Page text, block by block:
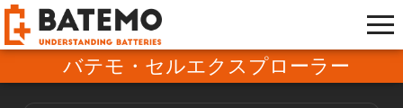
バテモ・セルエクスプローラー